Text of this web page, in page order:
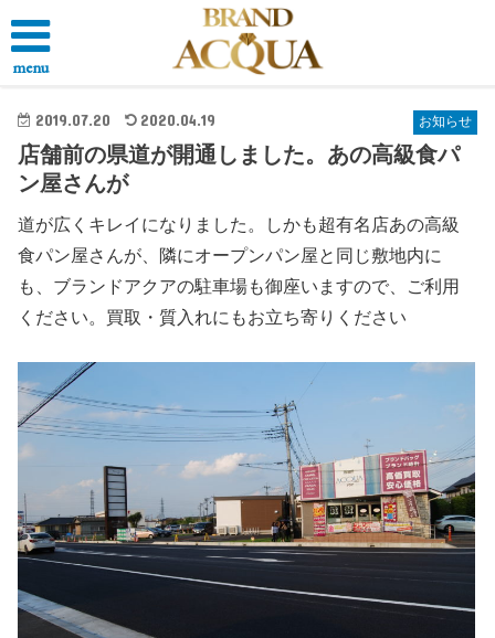
menu
お知らせ
2019.07.20 2020.04.19
店舗前の県道が開通しました。あの高級食パ
ン屋さんが
道が広くキレイになりました。しかも超有名店あの高級
食パン屋さんが、隣にオープンパン屋と同じ敷地内に
も、ブランドアクアの駐車場も御座いますので、ご利用
ください。買取・質入れにもお立ち寄りください